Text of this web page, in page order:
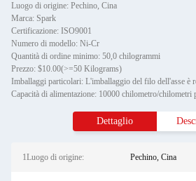
Luogo di origine: Pechino, Cina
Marca: Spark
Certificazione: ISO9001
Numero di modello: Ni-Cr
Quantità di ordine minimo: 50,0 chilogrammi
Prezzo: $10.00(>=50 Kilograms)
Capacità di alimentazione: 10000 chilometro/chilometri
Dettaglio
1Luogo di origine: Pechino, Cina